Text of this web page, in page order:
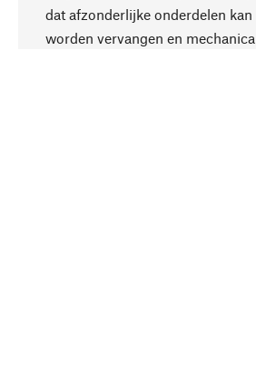
dat afzonderlijke onderdelen kan
worden vervangen en mechanica